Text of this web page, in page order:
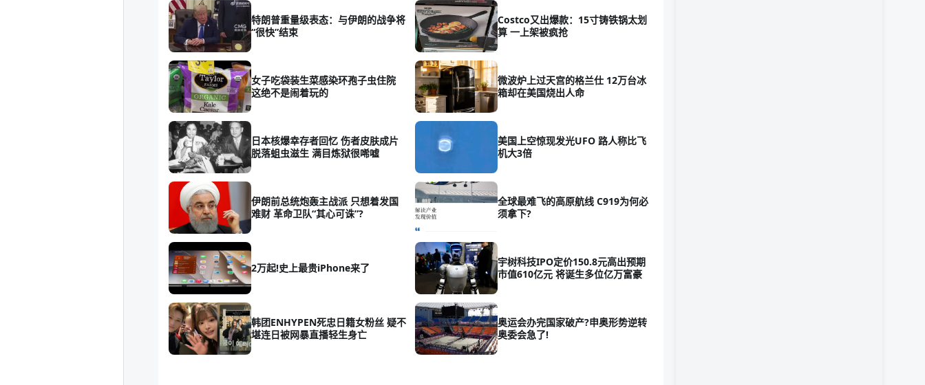
特朗普重量级表态：与伊朗的战争将
“很快”结束
Costco又出爆款：15寸铸铁锅太划
算 一上架被疯抢
女子吃袋装生菜感染环孢子虫住院
这绝不是闹着玩的
微波炉上过天宫的格兰仕 12万台冰
箱却在美国烧出人命
日本核爆幸存者回忆 伤者皮肤成片
脱落蛆虫滋生 满目炼狱很唏嘘
美国上空惊现发光UFO 路人称比飞
机大3倍
伊朗前总统炮轰主战派 只想着发国
难财 革命卫队“其心可诛”?
全球最难飞的高原航线 C919为何必
须拿下?
2万起!史上最贵iPhone来了
宇树科技IPO定价150.8元高出预期
市值610亿元 将诞生多位亿万富豪
韩团ENHYPEN死忠日籍女粉丝 疑不
堪连日被网暴直播轻生身亡
奥运会办完国家破产?申奥形势逆转
奥委会急了!